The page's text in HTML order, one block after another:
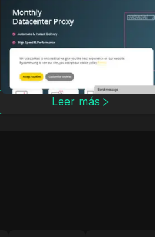
BuyPersonalProxy ofrece
proxies privados rápidos y
seguros que mantienen tus
actividades en línea anónimas
y privadas. Con
características de seguridad
avanzadas y un rendimiento
confiable, BuyPersonalProxy
Leer más